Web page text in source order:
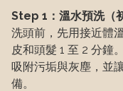
Step 1：溫水預洗（
洗頭前，先用接近體
皮和頭髮 1 至 2 分鐘
吸附污垢與灰塵，並
備。